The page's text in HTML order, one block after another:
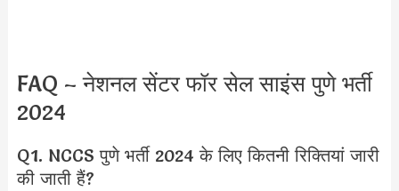
FAQ – नेशनल सेंटर फॉर सेल साइंस पुणे भर्ती
2024
Q1. NCCS पुणे भर्ती 2024 के लिए कितनी रिक्तियां जारी
की जाती हैं?